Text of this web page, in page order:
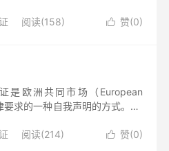
 赞(0)
阅读(158)
是欧洲共同市场（European
求的一种自我声明的方式。CE
 赞(0)
阅读(214)